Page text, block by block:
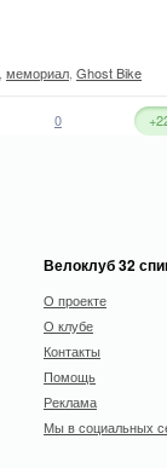
мемориал Ghost Bike
0
Велоклуб 32
О проекте
О клубе
Контакты
Помощь
Реклама
Мы в социальных